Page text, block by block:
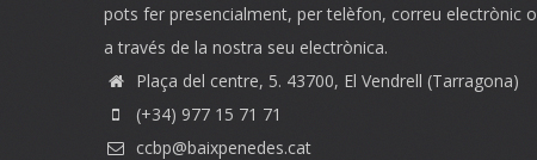
pots fer presencialment, per telèfon, correu electrònic o
a través de la nostra seu electrònica.
Plaça del centre, 5. 43700, El Vendrell (Tarragona)
(+34) 977 15 71 71
ccbp@baixpenedes.cat